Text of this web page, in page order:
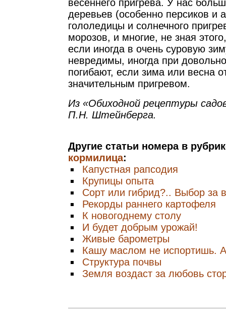
весеннего пригрева. У нас
деревьев (особенно персиков и
гололедицы и солнечного
морозов, и многие, не зная
если иногда в очень суровую
невредимы, иногда при
погибают, если зима или весна
значительным пригревом.
Из «Обиходной рецептуры
П.Н. Штейнберга.
Другие статьи номера в
кормилица:
Капустная рапсодия
Крупицы опыта
Сорт или гибрид?.. Выбор за
Рекорды раннего картофеля
К новогоднему столу
И будет добрым урожай!
Живые барометры
Кашу маслом не испортишь.
Структура почвы
Земля воздаст за любовь